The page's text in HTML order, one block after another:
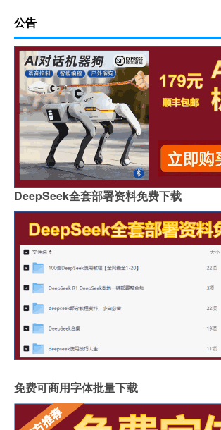
公告
DeepSeek全套部署资料免费下载
免费可商用字体批量下载